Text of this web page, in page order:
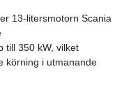
13-litersmotorn Scania
till 350 kW, vilket
körning i utmanande